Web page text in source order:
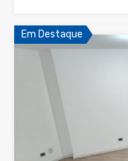
Em Destaque